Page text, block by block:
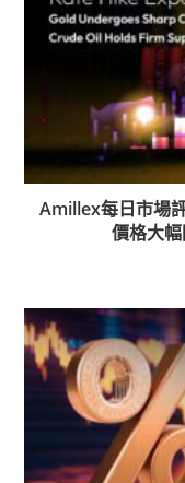
Amillex每日市場
價格大